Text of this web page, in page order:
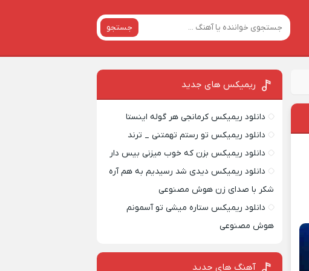
جستجو
ریمیکس‌ های جدید
دانلود ریمیکس کرمانجی هر گوله اینستا
دانلود ریمیکس تو رستم تهمتنی _ ترند
دانلود ریمیکس بزن که خوب میزنی بیس دار
دانلود ریمیکس دیدی شد رسیدیم به هم آره
شکر با صدای زن هوش مصنوعی
دانلود ریمیکس ستاره میشی تو آسمونم
هوش مصنوعی
آهنگ های جدید